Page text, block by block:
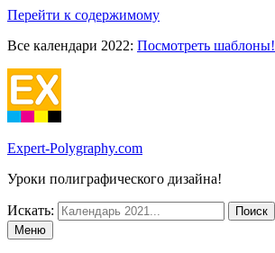
Перейти к содержимому
Все календари 2022: Посмотреть шаблоны!
Expert-Polygraphy.com
Уроки полиграфического дизайна!
Искать:
Меню